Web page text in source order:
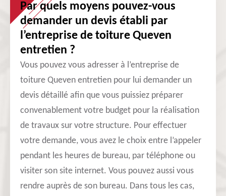
Par quels moyens pouvez-vous
demander un devis établi par
l’entreprise de toiture Queven
entretien ?
Vous pouvez vous adresser à l’entreprise de
toiture Queven entretien pour lui demander un
devis détaillé afin que vous puissiez préparer
convenablement votre budget pour la réalisation
de travaux sur votre structure. Pour effectuer
votre demande, vous avez le choix entre l’appeler
pendant les heures de bureau, par téléphone ou
visiter son site internet. Vous pouvez aussi vous
rendre auprès de son bureau. Dans tous les cas,